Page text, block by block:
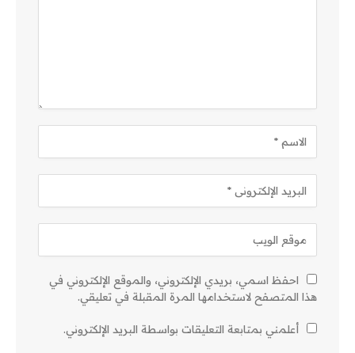
احفظ اسمي، بريدي الإلكتروني، والموقع الإلكتروني في
هذا المتصفح لاستخدامها المرة المقبلة في تعليقي.
أعلمني بمتابعة التعليقات بواسطة البريد الإلكتروني.